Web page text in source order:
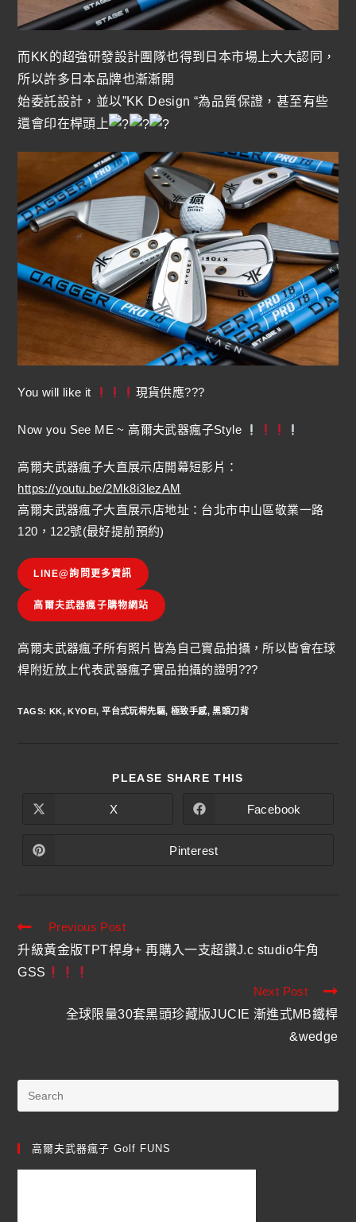
而KK的超強研發設計團隊也得到日本市場上大大認同，
所以許多日本品牌也漸漸開
始委託設計，並以”KK Design “為品質保證，甚至有些
還會印在桿頭上
You will like it 現貨供應???
Now you See ME ~ 高爾夫武器瘋子Style
高爾夫武器瘋子大直展示店開幕短影片：
https://youtu.be/2Mk8i3lezAM
高爾夫武器瘋子大直展示店地址：台北市中山區敬業一路
120，122號(最好提前預約)
LINE@詢問更多資訊
高爾夫武器瘋子購物網站
高爾夫武器瘋子所有照片皆為自己實品拍攝，所以皆會在球
桿附近放上代表武器瘋子實品拍攝的證明???
TAGS: KK, KYOEI, 平台式玩桿先驅, 極致手感, 黑頭刀背
PLEASE SHARE THIS
X Facebook
Pinterest
Previous Post
升級黃金版TPT桿身+ 再購入一支超讚J.c studio牛角
GSS
Next Post
全球限量30套黑頭珍藏版JUCIE 漸進式MB鐵桿
&wedge
高爾夫武器瘋子 Golf FUNS